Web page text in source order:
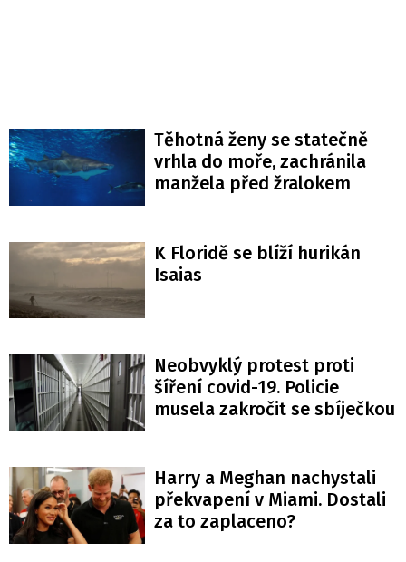
Těhotná ženy se statečně
vrhla do moře, zachránila
manžela před žralokem
K Floridě se blíží hurikán
Isaias
Neobvyklý protest proti
šíření covid-19. Policie
musela zakročit se sbíječkou
Harry a Meghan nachystali
překvapení v Miami. Dostali
za to zaplaceno?